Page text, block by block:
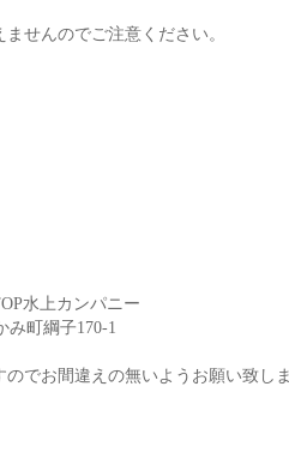
せんのでご注意ください。
水上カンパニー
み町綱子170-1
でお間違えの無いようお願い致し